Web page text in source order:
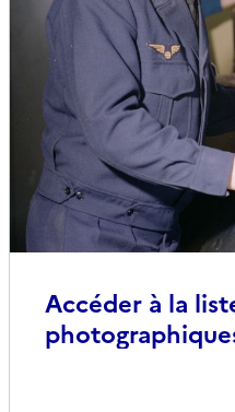
Accéder à la